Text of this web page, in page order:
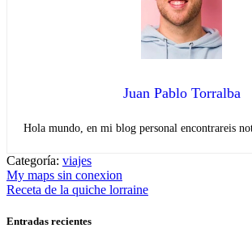
Juan Pablo Torralba
Hola mundo, en mi blog personal encontrareis
Categoría: viajes
Navegación
de
entradas
Entrada
anterior:
My maps sin conexion
Entrada
Receta de la quiche lorraine
Entradas recientes